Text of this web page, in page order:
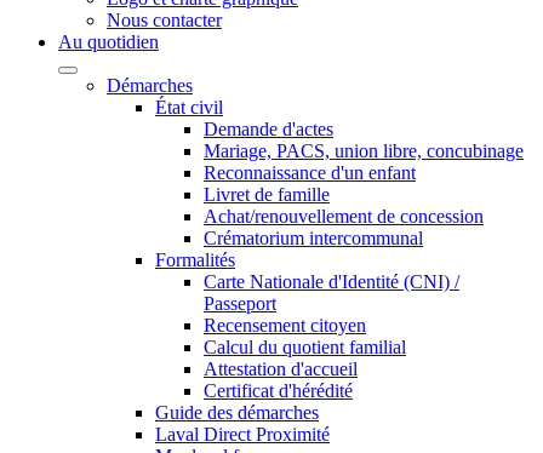
Nous contacter
Au quotidien
Démarches
État civil
Demande d'actes
Mariage, PACS, union libre, concubinage
Reconnaissance d'un enfant
Livret de famille
Achat/renouvellement de concession
Crématorium intercommunal
Formalités
Carte Nationale d'Identité (CNI) /
Passeport
Recensement citoyen
Calcul du quotient familial
Attestation d'accueil
Certificat d'hérédité
Guide des démarches
Laval Direct Proximité